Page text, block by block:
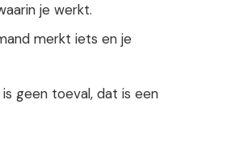
je werkt.
merkt iets en je
geen toeval, dat is een